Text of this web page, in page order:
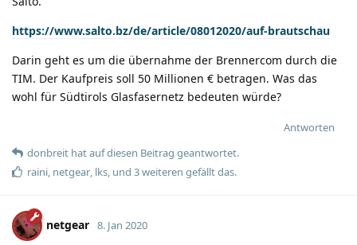
https://www.salto.bz/de/article/08012020/auf-brautschau
Darin geht es um die übernahme der Brennercom durch die
TIM. Der Kaufpreis soll 50 Millionen € betragen. Was das
wohl für Südtirols Glasfasernetz bedeuten würde?
Antworten
donbreit hatauf diesen Beitrag geantwortet.
raini, netgear, lks, und 3weiteren gefällt das.
netgear 8. Jan 2020